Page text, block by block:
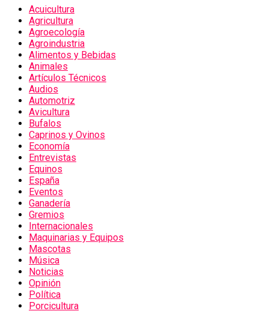
Acuicultura
Agricultura
Agroecología
Agroindustria
Alimentos y Bebidas
Animales
Artículos Técnicos
Audios
Automotriz
Avicultura
Bufalos
Caprinos y Ovinos
Economía
Entrevistas
Equinos
España
Eventos
Ganadería
Gremios
Internacionales
Maquinarias y Equipos
Mascotas
Música
Noticias
Opinión
Política
Porcicultura